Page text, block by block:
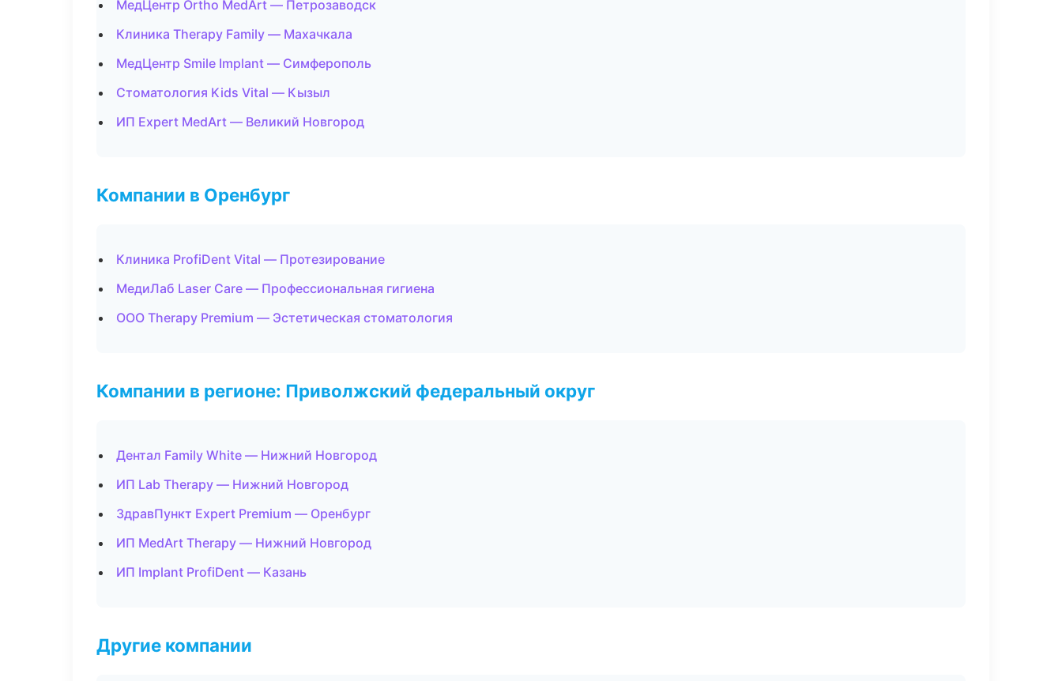
МедЦентр Ortho MedArt — Петрозаводск
Клиника Therapy Family — Махачкала
МедЦентр Smile Implant — Симферополь
Стоматология Kids Vital — Кызыл
ИП Expert MedArt — Великий Новгород
Компании в Оренбург
Клиника ProfiDent Vital — Протезирование
МедиЛаб Laser Care — Профессиональная гигиена
ООО Therapy Premium — Эстетическая стоматология
Компании в регионе: Приволжский федеральный округ
Дентал Family White — Нижний Новгород
ИП Lab Therapy — Нижний Новгород
ЗдравПункт Expert Premium — Оренбург
ИП MedArt Therapy — Нижний Новгород
ИП Implant ProfiDent — Казань
Другие компании